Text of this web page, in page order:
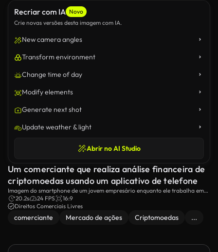
Recriar com IA Novo
Crie novas versões desta imagem com IA.
New camera angles
Transform environment
Change time of day
Modify elements
Generate next shot
Update weather & light
Abrir no AI Studio
Um comerciante que realiza análise financeira de
criptomoedas usando um aplicativo de telefone
Imagem do smartphone de um jovem empresário enquanto ele trabalha em
uma plataforma de negociação no mercado de ações.
20.2s 24 FPS
16:9
Direitos Comerciais Livres
comerciante Mercado de ações Criptomoedas ...